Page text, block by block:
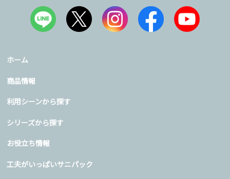
ホーム
商品情報
利用シーンから探す
シリーズから探す
お役立ち情報
工夫がいっぱいサニパック